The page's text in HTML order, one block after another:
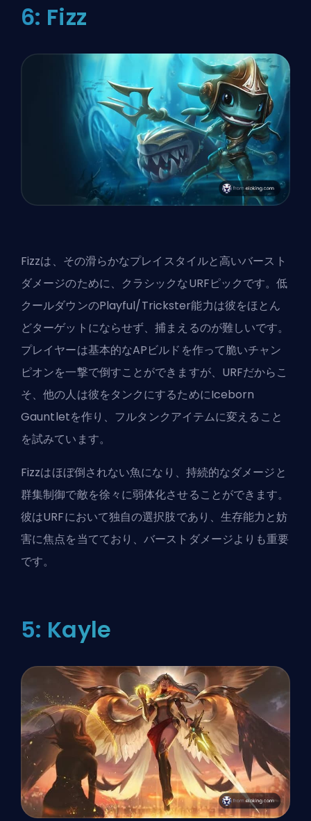
6: Fizz
Fizzは、その滑らかなプレイスタイルと高いバースト
ダメージのために、クラシックなURFピックです。低
クールダウンのPlayful/Trickster能力は彼をほとん
どターゲットにならせず、捕まえるのが難しいです。
プレイヤーは基本的なAPビルドを作って脆いチャン
ピオンを一撃で倒すことができますが、URFだからこ
そ、他の人は彼をタンクにするためにIceborn
Gauntletを作り、フルタンクアイテムに変えること
を試みています。
Fizzはほぼ倒されない魚になり、持続的なダメージと
群集制御で敵を徐々に弱体化させることができます。
彼はURFにおいて独自の選択肢であり、生存能力と妨
害に焦点を当てており、バーストダメージよりも重要
です。
5: Kayle